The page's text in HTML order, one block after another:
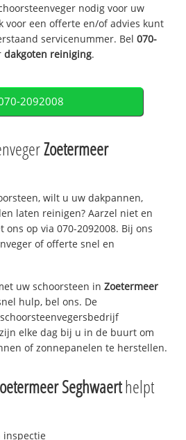
nodig voor uw
voor een offerte en/of advies kunt
servicenummer. Bel070-
dakgoten reiniging.
2092008
Zoetermeer
wilt u uw dakpannen,
laten reinigen? Aarzel niet en
op via 070-2092008. Bij ons
of offerte snel en
uw schoorsteen inZoetermeer
hulp, bel ons. De
elke dag bij u in de buurt om
of zonnepanelen te herstellen.
Seghwaerthelpt
inspectie